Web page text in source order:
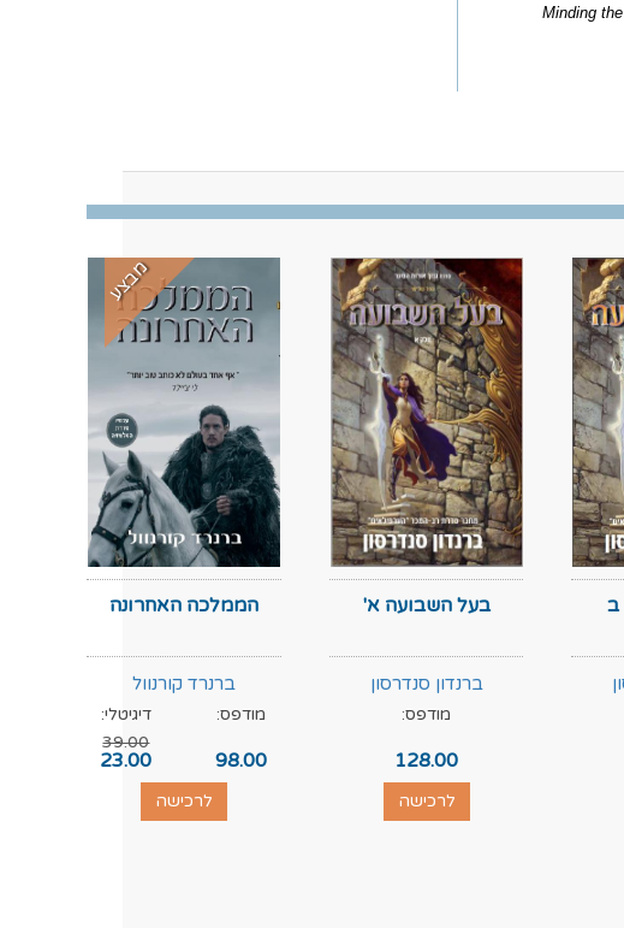
Minding
ב בעל השבועה א'
ברנדון סנדרסון
מודפס:
128.00
לרכישה
מבצע
הממלכה האחרונה
ברנרד קורנוול
מודפס:
98.00
דיגיטלי:
39.00
23.00
לרכישה